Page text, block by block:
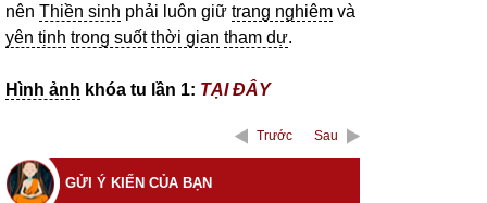
nên Thiền sinh phải luôn giữ trang nghiêm và
yên tịnh trong suốt thời gian tham dự.
Hình ảnh khóa tu lần 1: TẠI ĐÂY
Trước Sau
GỬI Ý KIẾN CỦA BẠN